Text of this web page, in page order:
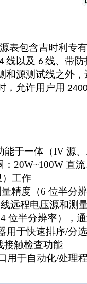
表包含吉时利专
线以及 6 线、带
和源测试线之外
，允许用户用
能于一体（IV 源、
20W~100W 直
工作
精度（6 位半分辨
远程电压源和测
位半分辨率），
用于快速排序/分选
接触检查功能
用于自动化/处理